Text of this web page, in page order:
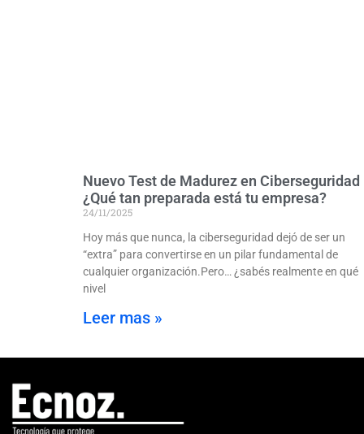
Nuevo Test de Madurez en
¿Qué tan preparada está tu empresa?
24/11/2025
Hoy más que nunca, la ciberseguridad dejó de ser un
“extra” para convertirse en un pilar fundamental de
cualquier organización.Pero… ¿sabés realmente en qué
nivel
Leer mas »